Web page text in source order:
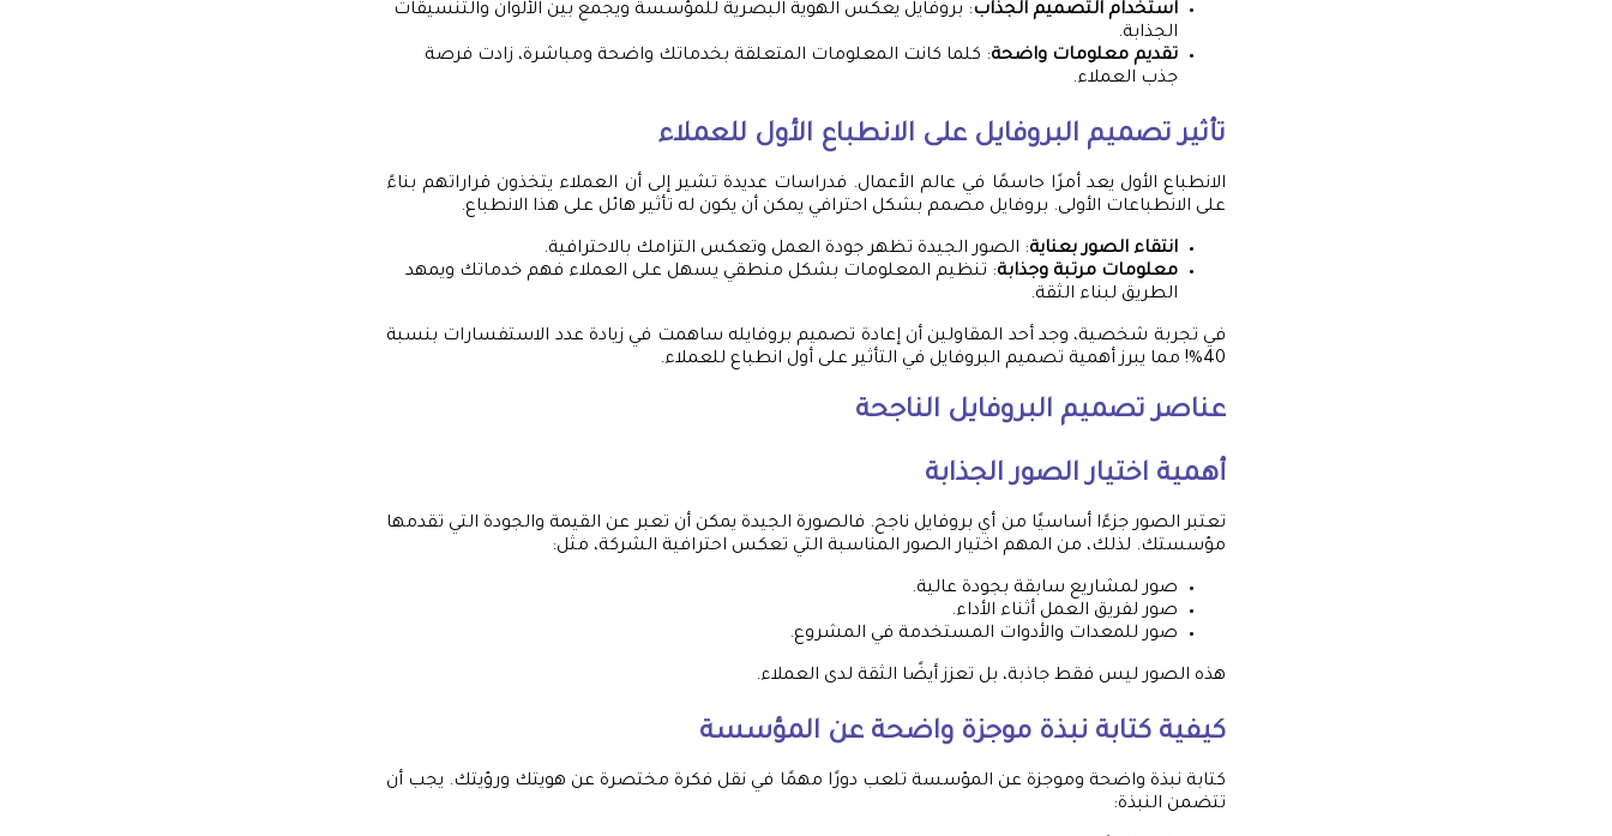
استخدام التصميم الجذاب: بروفايل يعكس الهوية البصرية للمؤسسة ويجمع بين الألوان والتنسيقات
الجذابة.
تقديم معلومات واضحة: كلما كانت المعلومات المتعلقة بخدماتك واضحة ومباشرة، زادت فرصة
جذب العملاء.
تأثير تصميم البروفايل على الانطباع الأول للعملاء
الانطباع الأول يعد أمرًا حاسمًا في عالم الأعمال. فدراسات عديدة تشير إلى أن العملاء يتخذون قراراتهم بناءً
على الانطباعات الأولى. بروفايل مصمم بشكل احترافي يمكن أن يكون له تأثير هائل على هذا الانطباع.
انتقاء الصور بعناية: الصور الجيدة تظهر جودة العمل وتعكس التزامك بالاحترافية.
معلومات مرتبة وجذابة: تنظيم المعلومات بشكل منطقي يسهل على العملاء فهم خدماتك ويمهد
الطريق لبناء الثقة.
في تجربة شخصية، وجد أحد المقاولين أن إعادة تصميم بروفايله ساهمت في زيادة عدد الاستفسارات بنسبة
40%! مما يبرز أهمية تصميم البروفايل في التأثير على أول انطباع للعملاء.
عناصر تصميم البروفايل الناجحة
أهمية اختيار الصور الجذابة
تعتبر الصور جزءًا أساسيًا من أي بروفايل ناجح. فالصورة الجيدة يمكن أن تعبر عن القيمة والجودة التي تقدمها
مؤسستك. لذلك، من المهم اختيار الصور المناسبة التي تعكس احترافية الشركة، مثل:
صور لمشاريع سابقة بجودة عالية.
صور لفريق العمل أثناء الأداء.
صور للمعدات والأدوات المستخدمة في المشروع.
هذه الصور ليس فقط جاذبة، بل تعزز أيضًا الثقة لدى العملاء.
كيفية كتابة نبذة موجزة واضحة عن المؤسسة
كتابة نبذة واضحة وموجزة عن المؤسسة تلعب دورًا مهمًا في نقل فكرة مختصرة عن هويتك ورؤيتك. يجب أن
تتضمن النبذة: